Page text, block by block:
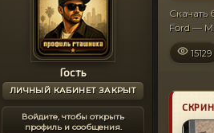
Гость
ЛИЧНЫЙ КАБИНЕТ ЗАКРЫТ
Войдите, чтобы открыть
профиль и сообщения.
Скачать
Ford —
15129